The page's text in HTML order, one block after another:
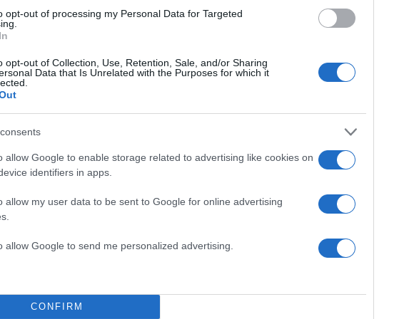
opt-out of processing my Personal Data for Targeted
opt-out of Collection, Use, Retention, Sale, and/or Sharing
Data that Is Unrelated with the Purposes for which it
allow Google to enable storage related to advertising like cookies on
identifiers in apps.
allow my user data to be sent to Google for online advertising
allow Google to send me personalized advertising.
CONFIRM
είναι να βρίσκομαι με συνεργάτες που είναι
να θυμάσαι, ακόμα και τα δυσάρεστα, από το να
δεν θες να ξεχνάς μαθήματα ζωής ή επειδή ό,τι σου
της ιστορίας που σε έχει φέρει μέχρι εδώ;